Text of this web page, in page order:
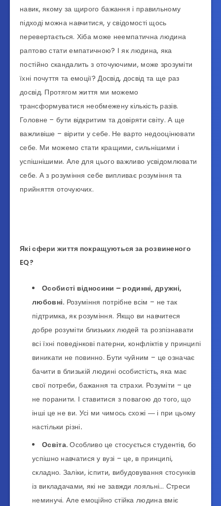
навик, якому за щирого бажання і правильному
підході можна навчитися, у свідомості щось
перевертається. Хіба може неемпатична людина
раптово стати емпатичною? І як людина, яка
постійно скандалить з оточуючими, може зрозуміти
їхні почуття та емоції? Досвід, досвід та ще раз
досвід. Протягом життя ми можемо
трансформуватися необмежену кількість разів.
Головне – бути відкритим та довіряти світу. А ще
важливіше – вірити у себе. Не варто недооцінювати
себе. Ми можемо стати кращими, сильнішими і
успішнішими. Але для цього важливо усвідомлювати
себе. А з розуміння себе випливає розуміння та
прийняття оточуючих.
Які сфери життя покращуються за розвиненого
EQ?
Особисті відносини – родинні, дружні,
любовні. Розуміння потрібне всім – не так
підтримка, як розуміння. Якщо ви навчитеся
добре розуміти близьких людей та розпізнавати
всі їхні поведінкові патерни, конфліктів у принципі
виникати не повинно. Бути чуйним – це означає
бачити в близькій людині особистість, яка має
свої потреби, бажання та страхи. Розуміти – це
не поранити. І ставитися з повагою до того, що
інші це не ви. Усі ми чимось схожі ― і при цьому
настільки різні.
Освіта.Особливо це стосується студентів, бо
успішно навчатися у вузі – це, в принципі,
складно. Заліки, іспити, вибудовування стосунків
із викладачами, які не завжди лояльні… Стреси
неминучі. Але емоційно стійка людина вміє